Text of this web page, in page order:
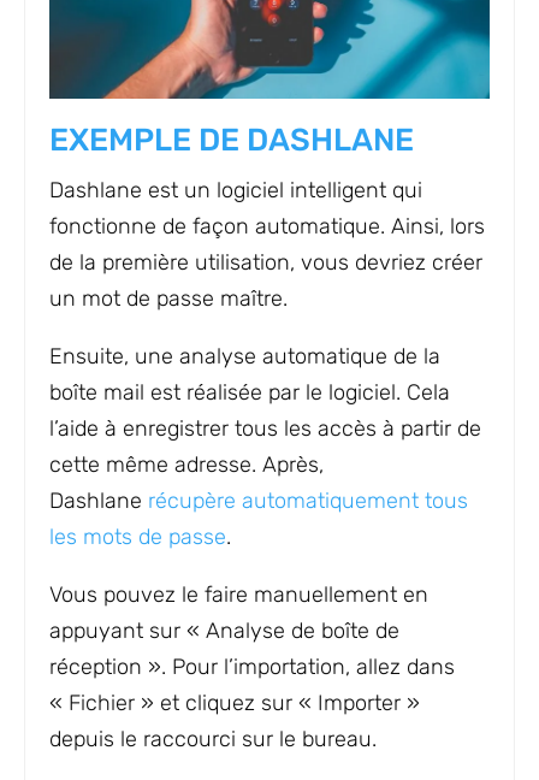
EXEMPLE DE DASHLANE
Dashlane est un logiciel intelligent qui
fonctionne de façon automatique. Ainsi, lors
de la première utilisation, vous devriez créer
un mot de passe maître.
Ensuite, une analyse automatique de la
boîte mail est réalisée par le logiciel. Cela
l’aide à enregistrer tous les accès à partir de
cette même adresse. Après,
Dashlane récupère automatiquement tous
les mots de passe.
Vous pouvez le faire manuellement en
appuyant sur « Analyse de boîte de
réception ». Pour l’importation, allez dans
« Fichier » et cliquez sur « Importer »
depuis le raccourci sur le bureau.